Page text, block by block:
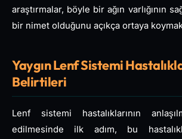
araştırmalar, böyle bir ağın varlığının
bir nimet olduğunu açıkça ortaya
Yaygın Lenf Sistemi
Belirtileri
Lenf sistemi hastalıklarının
edilmesinde ilk adım, bu